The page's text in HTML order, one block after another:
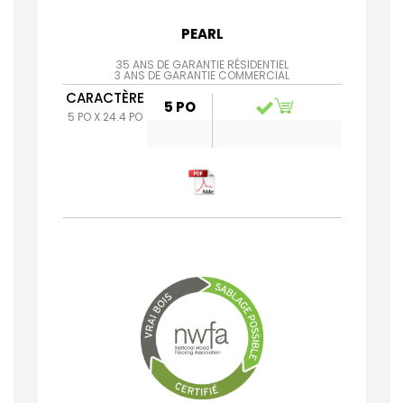
PEARL
35 ANS DE GARANTIE RÉSIDENTIEL
3 ANS DE GARANTIE COMMERCIAL
CARACTÈRE
5 PO X 24.4 PO
5 PO